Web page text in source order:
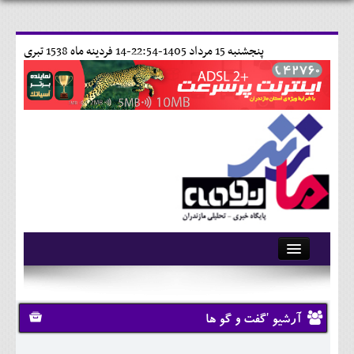
14 فردينه ماه 1538 تبری پنجشنبه 15 مرداد 1405-22:54-
آرشیو
تماس با ما
وبلاگ
آرشیو 'گفت و گو ها